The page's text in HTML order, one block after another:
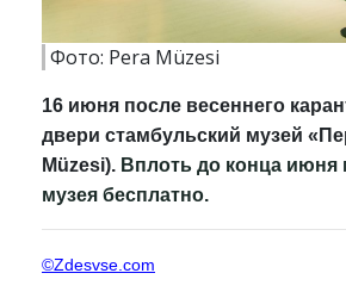
Фото: Pera Müzesi
16 июня после весеннего
двери стамбульский музей
Müzesi). Вплоть до конца июня
музея бесплатно.
©Zdesvse.com